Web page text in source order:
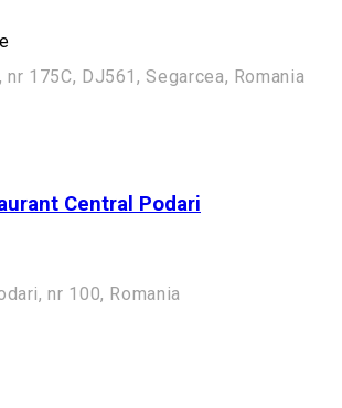
175C, DJ561, Segarcea, Romania
Central Podari
nr 100, Romania